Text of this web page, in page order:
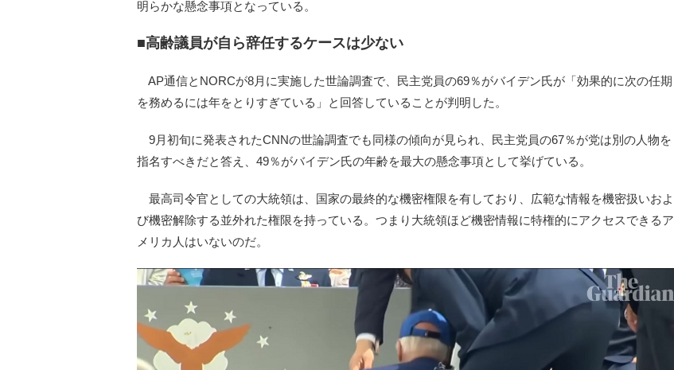
明らかな懸念事項となっている。
■高齢議員が自ら辞任するケースは少ない
AP通信とNORCが8月に実施した世論調査で、民主党員の69％がバイデン氏が「効果的に次の任期
を務めるには年をとりすぎている」と回答していることが判明した。
9月初旬に発表されたCNNの世論調査でも同様の傾向が見られ、民主党員の67％が党は別の人物を
指名すべきだと答え、49％がバイデン氏の年齢を最大の懸念事項として挙げている。
最高司令官としての大統領は、国家の最終的な機密権限を有しており、広範な情報を機密扱いおよ
び機密解除する並外れた権限を持っている。つまり大統領ほど機密情報に特権的にアクセスできるア
メリカ人はいないのだ。